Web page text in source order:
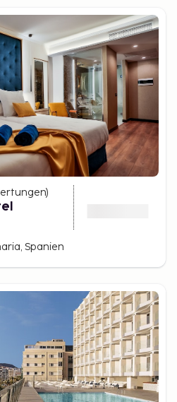
)
Spanien